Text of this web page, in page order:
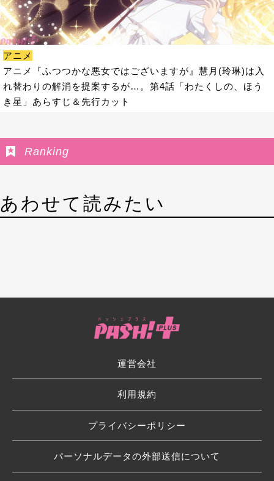
アニメ
アニメ『ふつつかな悪女ではございますが』慧月(玲琳)は入
れ替わりの解消を提案するが…。第4話「わたくしの、ほう
き星」あらすじ＆先行カット
Ranking
あわせて読みたい
運営会社
利用規約
プライバシーポリシー
パーソナルデータの外部送信について